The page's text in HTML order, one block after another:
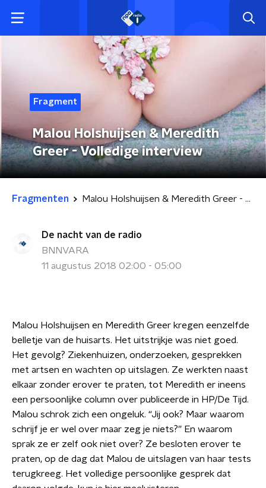
Fragment
Malou Holshuijsen & Meredith
Greer - Volledige interview
Fragmenten Malou Holshuijsen & Meredith Greer - Volledige interview
De nacht van de radio
BNNVARA
11 augustus 2018 02:00 - 05:00
Malou Holshuijsen en Meredith Greer kregen eenzelfde
belletje van de huisarts. Het uitstrijkje was niet goed.
Het gevolg? Ziekenhuizen, onderzoeken, gesprekken
met artsen en wachten op uitslagen. Ze werkten naast
elkaar zonder erover te praten, tot Meredith er ineens
een persoonlijke column over publiceerde in HP/De Tijd.
Malou schrok zich een ongeluk. “Jij ook? Maar waarom
schrijf je er wel over maar zeg je niets?” En waarom
sprak ze er zelf ook niet over? Ze besloten erover te
praten, op de dag dat Malou de uitslagen van haar tests
terugkreeg. Het volledige persoonlijke gesprek dat